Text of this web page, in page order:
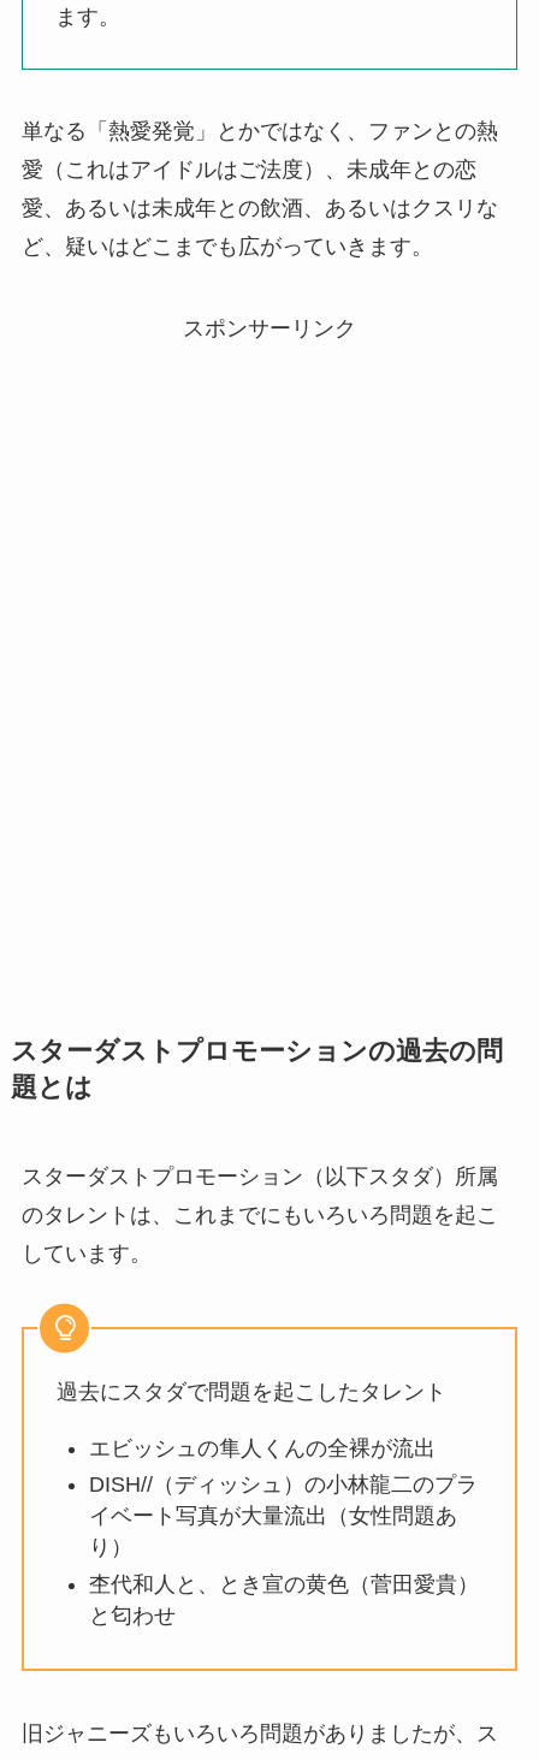
ます。
単なる「熱愛発覚」とかではなく、ファンとの熱
愛（これはアイドルはご法度）、未成年との恋
愛、あるいは未成年との飲酒、あるいはクスリな
ど、疑いはどこまでも広がっていきます。
スポンサーリンク
スターダストプロモーションの過去の問
題とは
スターダストプロモーション（以下スタダ）所属
のタレントは、これまでにもいろいろ問題を起こ
しています。
過去にスタダで問題を起こしたタレント
エビッシュの隼人くんの全裸が流出
DISH//（ディッシュ）の小林龍二のプラ
イベート写真が大量流出（女性問題あ
り）
杢代和人と、とき宣の黄色（菅田愛貴）
と匂わせ
旧ジャニーズもいろいろ問題がありましたが、ス